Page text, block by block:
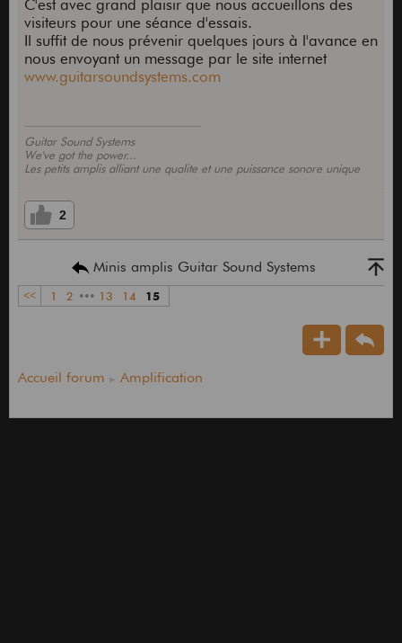
C'est avec grand plaisir que nous accueillons des
visiteurs pour une séance d'essais.
Il suffit de nous prévenir quelques jours à l'avance en
nous envoyant un message par le site internet
www.guitarsoundsystems.com
Guitar Sound Systems
We've got the power...
Les petits amplis alliant une qualite et une puissance sonore unique
2
Minis amplis Guitar Sound Systems
<< 1 2 ••• 13 14 15
Accueil forum Amplification